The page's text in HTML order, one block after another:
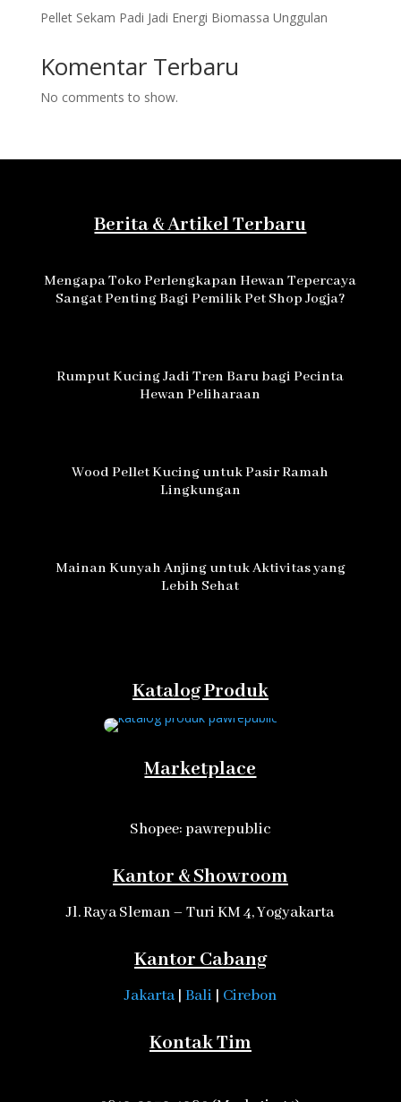
Pellet Sekam Padi Jadi Energi Biomassa Unggulan
Komentar Terbaru
No comments to show.
Berita & Artikel Terbaru
Mengapa Toko Perlengkapan Hewan Tepercaya
Sangat Penting Bagi Pemilik Pet Shop Jogja?
Rumput Kucing Jadi Tren Baru bagi Pecinta
Hewan Peliharaan
Wood Pellet Kucing untuk Pasir Ramah
Lingkungan
Mainan Kunyah Anjing untuk Aktivitas yang
Lebih Sehat
Katalog Produk
Marketplace
Shopee: pawrepublic
Kantor & Showroom
Jl. Raya Sleman – Turi KM 4, Yogyakarta
Kantor Cabang
Jakarta| Bali Cirebon
Kontak Tim